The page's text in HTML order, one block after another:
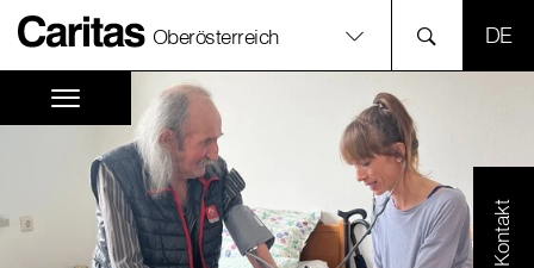
Oberösterreich
Kontakt